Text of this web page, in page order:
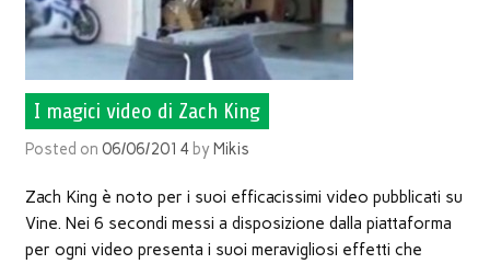
I magici video di Zach King
Posted on 06/06/2014 byMikis
Zach King è noto per i suoi efficacissimi video pubblicati su
Vine. Nei 6 secondi messi a disposizione dalla piattaforma
per ogni video presenta i suoi meravigliosi effetti che